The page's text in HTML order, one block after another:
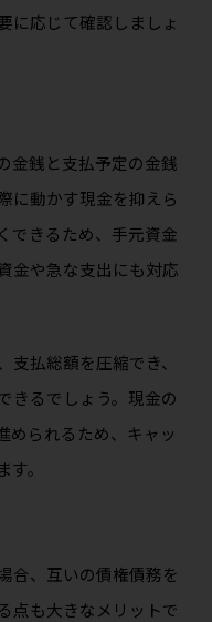
に応じて確認しましょ
金銭と支払予定の金銭
に動かす現金を抑えら
できるため、手元資金
金や急な支出にも対応
払総額を圧縮でき、
きるでしょう。現金の
められるため、キャッ
。
合、互いの債権債務を
点も大きなメリットで